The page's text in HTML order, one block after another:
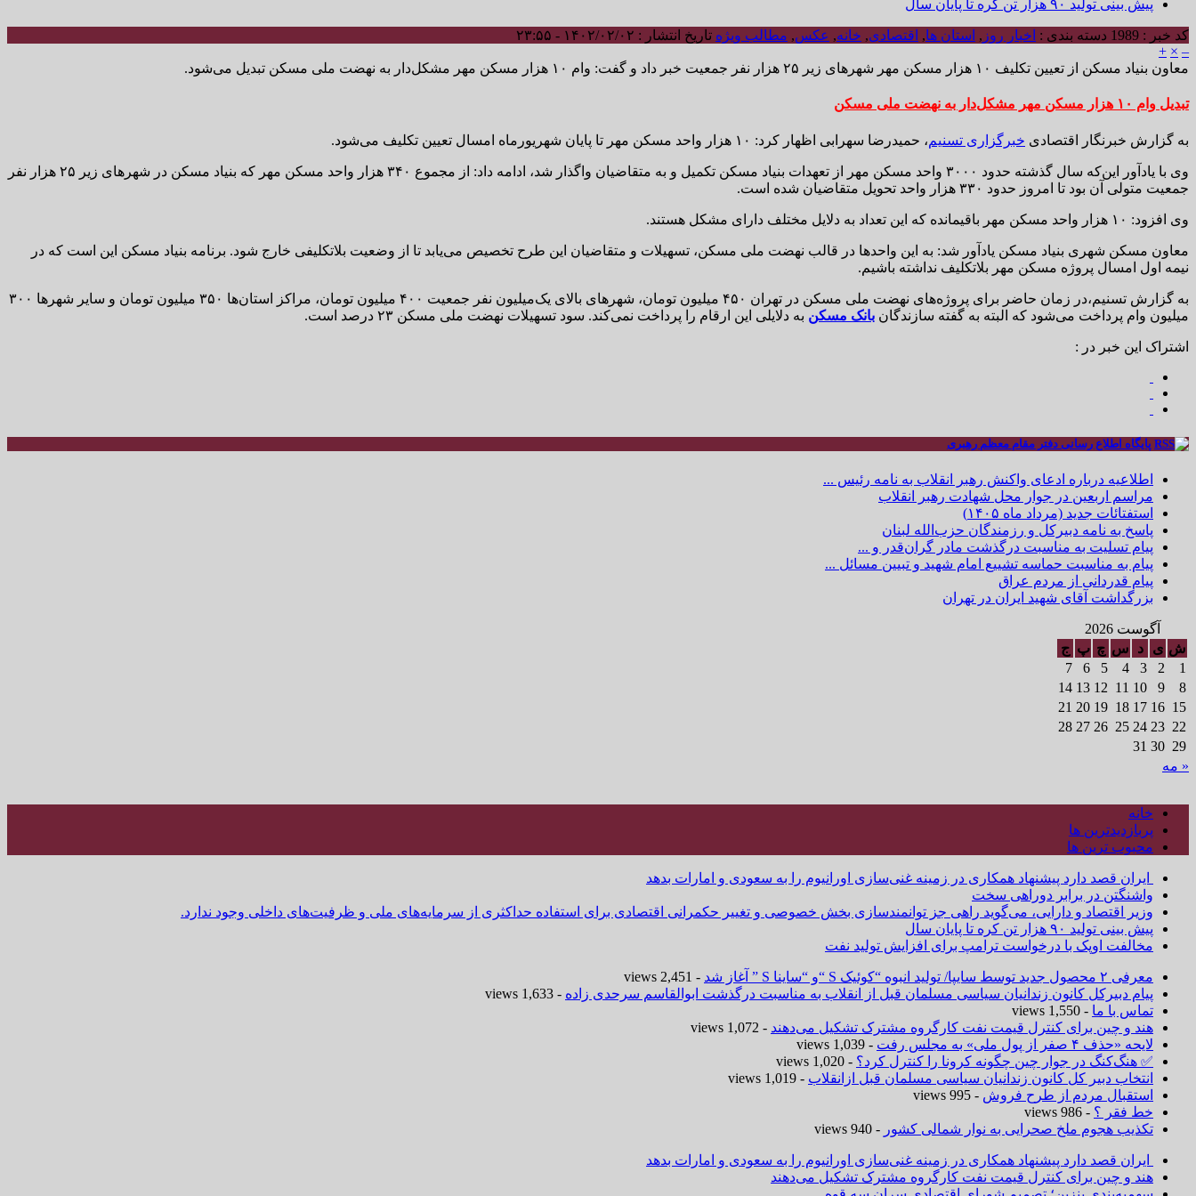
پیش بینی تولید ۹۰ هزار تن کره تا پایان سال
کد خبر : 1989 دسته بندی : اخبار روز , استان ها, اقتصادی, خانه, عکس, مطالب ویژه تاریخ انتشار : ۱۴۰۲/۰۲/۰۲ - ۲۳:۵۵
–
×
+
معاون بنیاد مسکن از تعیین تکلیف ۱۰ هزار مسکن مهر شهرهای زیر ۲۵ هزار نفر جمعیت خبر داد و گفت: وام ۱۰ هزار مسکن مهر مشکل‌دار به نهضت ملی مسکن تبدیل می‌شود.
تبدیل وام ۱۰ هزار مسکن مهر مشکل‌دار به نهضت ملی مسکن
به گزارش خبرنگار اقتصادی خبرگزاری تسنیم، حمیدرضا سهرابی اظهار کرد: ‌۱۰ هزار واحد مسکن مهر تا پایان شهریورماه امسال تعیین تکلیف می‌شود.
وی با یادآور این‌که سال گذشته حدود ۳۰۰۰ واحد مسکن مهر از تعهدات بنیاد مسکن تکمیل و به متقاضیان واگذار شد، ادامه داد: از مجموع ۳۴۰ هزار واحد مسکن مهر که بنیاد مسکن در شهرهای زیر ۲۵ هزار نفر
جمعیت متولی آن بود تا امروز حدود ۳۳۰ هزار واحد تحویل متقاضیان شده است.
وی افزود: ۱۰ هزار واحد مسکن مهر باقیمانده که این تعداد به دلایل مختلف دارای مشکل هستند.
معاون مسکن شهری بنیاد مسکن یادآور شد: به این واحدها در قالب نهضت ملی مسکن، تسهیلات و متقاضیان این طرح تخصیص می‌یابد تا از وضعیت بلاتکلیفی خارج شود. برنامه بنیاد مسکن این است که در
نیمه اول امسال پروژه مسکن مهر بلاتکلیف نداشته باشیم.
به گزارش تسنیم،‌در زمان حاضر برای پروژه‌های نهضت ملی مسکن در تهران ۴۵۰ میلیون تومان، شهرهای بالای یک‌میلیون نفر جمعیت ۴۰۰ میلیون تومان، مراکز استان‌ها ۳۵۰ میلیون تومان و سایر شهرها ۳۰۰
میلیون وام پرداخت می‌شود که البته به گفته سازندگان بانک مسکن به دلایلی این ارقام را پرداخت نمی‌کند. سود تسهیلات نهضت ملی مسکن ۲۳ درصد است.
اشتراک این خبر در :
پایگاه اطلاع رسانی دفتر مقام معظم رهبری
اطلاعیه درباره ادعای واکنش رهبر انقلاب به نامه رئیس ...
مراسم اربعین در جوار محل شهادت رهبر انقلاب
استفتائات جدید (مرداد ماه ۱۴۰۵)
پاسخ به نامه دبیرکل و رزمندگان حزب‌الله لبنان
پیام تسلیت به مناسبت درگذشت مادر گران‌قدر و ...
پیام به مناسبت حماسه تشییع امام شهید و تبیین مسائل ...
پیام قدردانی از مردم عراق
بزرگداشت آقای شهید ایران در تهران
آگوست 2026
ش ی د س چ پ ج
1
2
3
4
5
6
7
8
9
10
11
12
13
14
15
16
17
18
19
20
21
22
23
24
25
26
27
28
29
30
31
« مه
خانه
پربازدیدترین ها
محبوب ترین ها
ایران قصد دارد پیشنهاد همکاری در زمینه غنی‌سازی اورانیوم را به سعودی و امارات بدهد
واشنگتن در برابر دوراهی سخت
وزیر اقتصاد و دارایی، می‌گوید راهی جز توانمندسازی بخش خصوصی و تغییر حکمرانی اقتصادی برای استفاده حداکثری از سرمایه‌های ملی و ظرفیت‌های داخلی وجود ندارد.
پیش بینی تولید ۹۰ هزار تن کره تا پایان سال
مخالفت اوپک با درخواست ترامپ برای افزایش تولید نفت
معرفی ۲ محصول جدید توسط سایپا/ تولید انبوه “کوئیک S “و “ساینا S ” آغاز شد
- 2,451 views
پیام دبیرکل کانون زندانیان سیاسی مسلمان قبل از انقلاب به مناسبت درگذشت ابوالقاسم سرحدی زاده - 1,633 views
تماس با ما - 1,550 views
هند و چین برای کنترل قیمت نفت کارگروه مشترک تشکیل می‌دهند - 1,072 views
لایحه «حذف ۴ صفر از پول ملی» به مجلس رفت
- 1,039 views
✅ هنگ‌کنگ در جوار چین چگونه کرونا را کنترل کرد؟ - 1,020 views
انتخاب دبیر کل کانون زندانیان سیاسی مسلمان قبل ازانقلاب - 1,019 views
استقبال مردم از طرح فروش - 995 views
خط فقر ؟ - 986 views
تکذیب هجوم ملخ صحرایی به نوار شمالی کشور - 940 views
ایران قصد دارد پیشنهاد همکاری در زمینه غنی‌سازی اورانیوم را به سعودی و امارات بدهد
هند و چین برای کنترل قیمت نفت کارگروه مشترک تشکیل می‌دهند